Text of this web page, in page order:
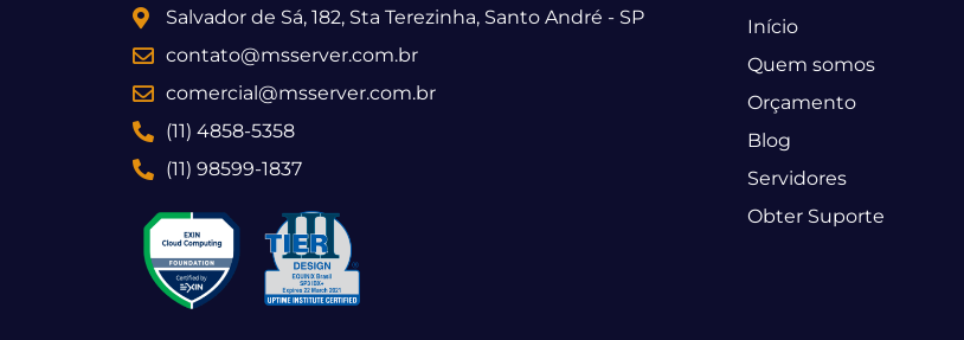
Salvador de Sá, 182, Sta Terezinha, Santo André - SP
contato@msserver.com.br
comercial@msserver.com.br
(11) 4858-5358
(11) 98599-1837
Início
Quem somos
Orçamento
Blog
Servidores
Obter Suporte